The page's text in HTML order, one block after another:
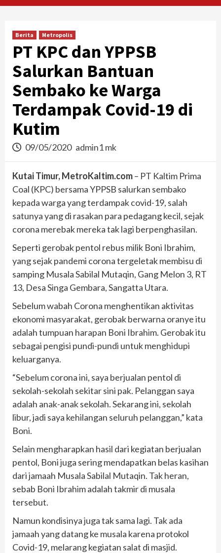
Berita Metropolis
PT KPC dan YPPSB
Salurkan Bantuan
Sembako ke Warga
Terdampak Covid-19 di
Kutim
09/05/2020 admin1 mk
Kutai Timur, MetroKaltim.com– PT Kaltim Prima
Coal (KPC) bersama YPPSB salurkan sembako
kepada warga yang terdampak covid-19, salah
satunya yang di rasakan para pedagang kecil, sejak
corona merebak mereka tak lagi berpenghasilan.
Seperti gerobak pentol rebus milik Boni Ibrahim,
yang sejak pandemi corona tergeletak membisu di
samping Musala Sabilal Mutaqin, Gang Melon 3, RT
13, Desa Singa Gembara, Sangatta Utara.
Sebelum wabah Corona menghentikan aktivitas
ekonomi masyarakat, gerobak berwarna oranye itu
adalah tumpuan harapan Boni Ibrahim. Gerobak itu
sebagai pengisi pundi-pundi untuk menghidupi
keluarganya.
“Sebelum corona ini, saya berjualan pentol di
sekolah-sekolah sekitar sini pak. Pelanggan saya
adalah anak-anak sekolah. Sekarang ini, sekolah
libur, jadi saya kehilangan seluruh pelanggan,” kata
Boni.
Selain mengharapkan hasil dari kegiatan berjualan
pentol, Boni juga sering mendapatkan belas kasihan
dari jamaah Musala Sabilal Mutaqin. Tak heran,
sebab Boni Ibrahim adalah takmir di musala
tersebut.
Namun kondisinya juga tak sama lagi. Tak ada
jamaah yang datang ke musala karena protokol
Covid-19, melarang kegiatan salat di masjid.